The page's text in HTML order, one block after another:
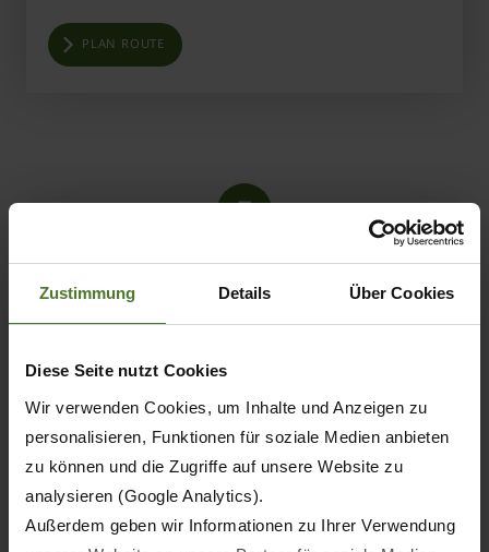
Zustimmung Details Über Cookies
Diese Seite nutzt Cookies
Wir verwenden Cookies, um Inhalte und Anzeigen zu
personalisieren, Funktionen für soziale Medien anbieten
zu können und die Zugriffe auf unsere Website zu
analysieren (Google Analytics).
Außerdem geben wir Informationen zu Ihrer Verwendung
PLAN ROUTE
5
KRONE Training
Löchteweg 20